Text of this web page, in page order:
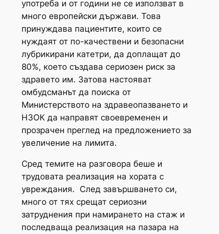
употреба и от години не се използват в
много европейски държави. Това
принуждава пациентите, които се
нуждаят от по-качествени и безопасни
лубрикирани катетри, да доплащат до
80%, което създава сериозен риск за
здравето им. Затова настояват
омбудсманът да поиска от
Министерството на здравеопазването и
НЗОК да направят своевременен и
прозрачен преглед на предложението за
увеличение на лимита.
Сред темите на разговора беше и
трудовата реализация на хората с
увреждания. След завършването си,
много от тях срещат сериозни
затруднения при намирането на стаж и
последваща реализация на пазара на